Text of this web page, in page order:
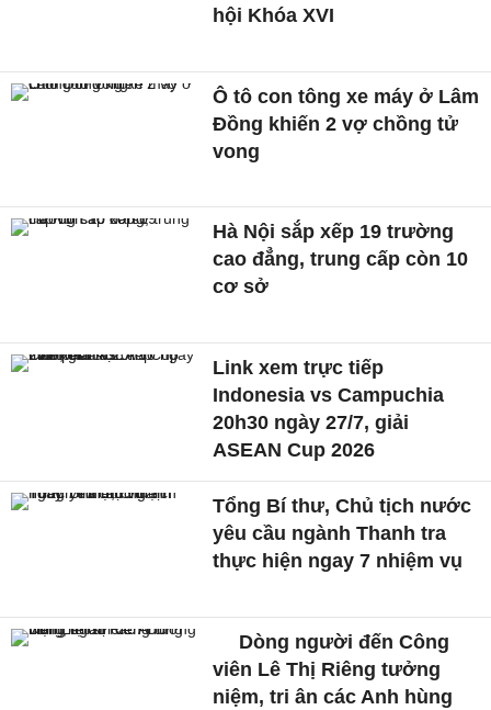
hội Khóa XVI
Ô tô con tông xe máy ở Lâm
Đồng khiến 2 vợ chồng tử
vong
Hà Nội sắp xếp 19 trường
cao đẳng, trung cấp còn 10
cơ sở
Link xem trực tiếp
Indonesia vs Campuchia
20h30 ngày 27/7, giải
ASEAN Cup 2026
Tổng Bí thư, Chủ tịch nước
yêu cầu ngành Thanh tra
thực hiện ngay 7 nhiệm vụ
Dòng người đến Công
viên Lê Thị Riêng tưởng
niệm, tri ân các Anh hùng